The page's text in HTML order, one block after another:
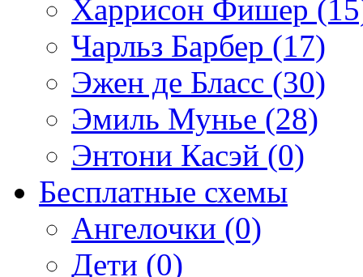
Харрисон Фишер
Чарльз Барбер (17)
Эжен де Бласс (30)
Эмиль Мунье (28)
Энтони Касэй (0)
Бесплатные схемы
Ангелочки (0)
Дети (0)